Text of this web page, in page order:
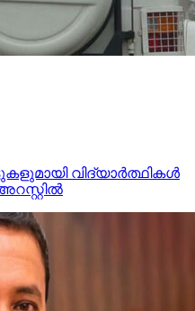
വിദ്യാര്‍ത്ഥികള്‍